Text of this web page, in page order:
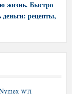
жизнь. Быстро
деньги: рецепты,
WTI